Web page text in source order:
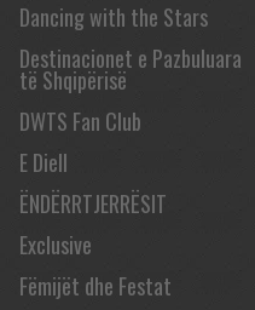
Dancing with the Stars
Destinacionet e Pazbuluara
të Shqipërisë
DWTS Fan Club
E Diell
ËNDËRRTJERRËSIT
Exclusive
Fëmijët dhe Festat